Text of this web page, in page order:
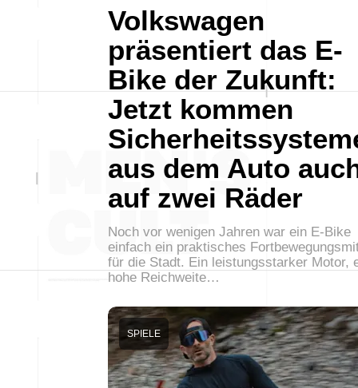
Volkswagen
präsentiert das E-
Bike der Zukunft:
Jetzt kommen
aus dem Auto
auf zwei Räder
Noch vor wenigen Jahren war ein E-Bike
einfach ein praktisches
für die Stadt. Ein leistungsstarker Motor,
hohe Reichweite…
SPIELE